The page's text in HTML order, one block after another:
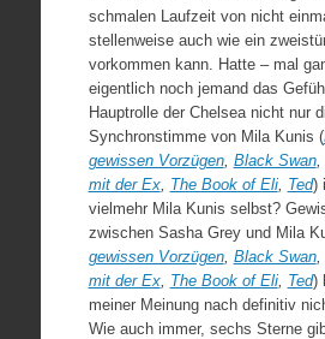
schmalen Laufzeit von nicht
stellenweise auch wie ein
vorkommen kann. Hatte – mal
eigentlich noch jemand das
Hauptrolle der Chelsea nicht nur
Synchronstimme von Mila Kunis (
gewissen Vorzügen, Black Swan,
mit der Ex, The Book of Eli, Ted)
vielmehr Mila Kunis selbst?
zwischen Sasha Grey und Mila
gewissen Vorzügen, Black Swan,
mit der Ex, The Book of Eli, Ted)
meiner Meinung nach definitiv
Wie auch immer, sechs Sterne